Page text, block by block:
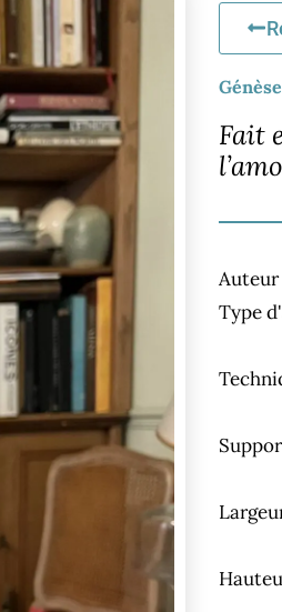
Fait
Auteur
Type